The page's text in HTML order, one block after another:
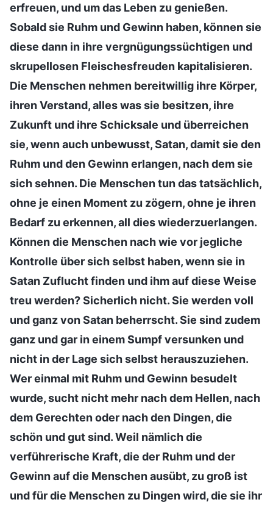
erfreuen, und um das Leben zu genießen.
Sobald sie Ruhm und Gewinn haben, können sie
diese dann in ihre vergnügungssüchtigen und
skrupellosen Fleischesfreuden kapitalisieren.
Die Menschen nehmen bereitwillig ihre Körper,
ihren Verstand, alles was sie besitzen, ihre
Zukunft und ihre Schicksale und überreichen
sie, wenn auch unbewusst, Satan, damit sie den
Ruhm und den Gewinn erlangen, nach dem sie
sich sehnen. Die Menschen tun das tatsächlich,
ohne je einen Moment zu zögern, ohne je ihren
Bedarf zu erkennen, all dies wiederzuerlangen.
Können die Menschen nach wie vor jegliche
Kontrolle über sich selbst haben, wenn sie in
Satan Zuflucht finden und ihm auf diese Weise
treu werden? Sicherlich nicht. Sie werden voll
und ganz von Satan beherrscht. Sie sind zudem
ganz und gar in einem Sumpf versunken und
nicht in der Lage sich selbst herauszuziehen.
Wer einmal mit Ruhm und Gewinn besudelt
wurde, sucht nicht mehr nach dem Hellen, nach
dem Gerechten oder nach den Dingen, die
schön und gut sind. Weil nämlich die
verführerische Kraft, die der Ruhm und der
Gewinn auf die Menschen ausübt, zu groß ist
und für die Menschen zu Dingen wird, die sie ihr